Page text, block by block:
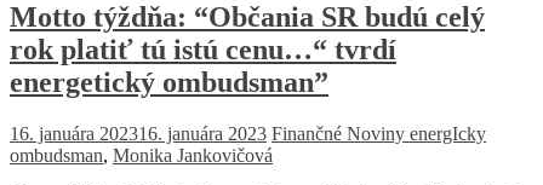
Motto týždňa: “Občania SR budú celý
rok platiť tú istú cenu…“ tvrdí
energetický ombudsman”
16. januára 202316. januára 2023 Finančné Noviny energIcky
ombudsman, Monika Jankovičová